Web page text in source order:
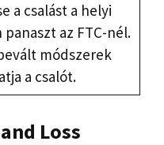
a csalást a helyi
az FTC-nél.
módszerek
a csalót.
Loss